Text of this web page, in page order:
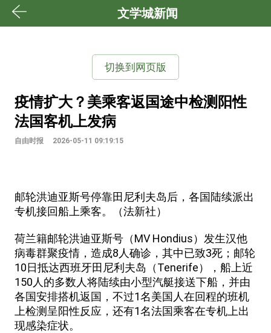
文学城新闻
切换到网页版
疫情扩大？美乘客返国途中检测阳性
法国客机上发病
自由时报 2026-05-11 09:19:15
邮轮洪迪亚斯号停靠田尼利夫岛后，各国陆续派出
专机接回船上乘客。（法新社）
荷兰籍邮轮洪迪亚斯号（MV Hondius）发生汉他
病毒群聚疫情，造成8人确诊，其中已致3死；邮轮
10日抵达西班牙田尼利夫岛（Tenerife），船上近
150人的多数人将陆续由小型汽艇接送下船，并由
各国安排搭机返国，不过1名美国人在回程的班机
上检测呈阳性反应，还有1名法国乘客在专机上出
现感染症状。